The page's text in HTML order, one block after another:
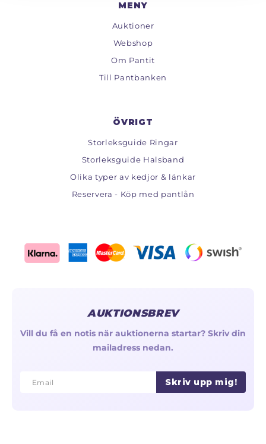
MENY
Auktioner
Webshop
Om Pantit
Till Pantbanken
ÖVRIGT
Storleksguide Ringar
Storleksguide Halsband
Olika typer av kedjor & länkar
Reservera - Köp med pantlån
AUKTIONSBREV
Vill du få en notis när auktionerna startar? Skriv din
mailadress nedan.
Email
Email Skriv upp mig!